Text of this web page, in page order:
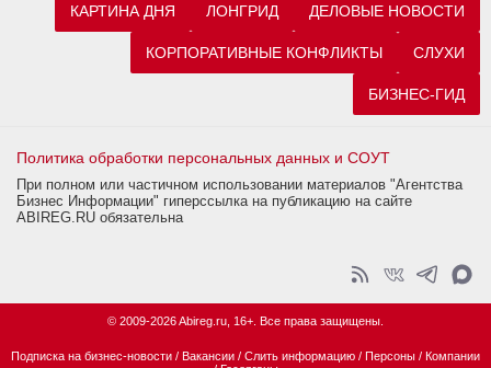
КАРТИНА ДНЯ ЛОНГРИД ДЕЛОВЫЕ НОВОСТИ
КОРПОРАТИВНЫЕ КОНФЛИКТЫ СЛУХИ
БИЗНЕС-ГИД
Политика обработки персональных данных и СОУТ
При полном или частичном использовании материалов "Агентства
Бизнес Информации" гиперссылка на публикацию на сайте
ABIREG.RU обязательна
© 2009-2026 Abireg.ru, 16+. Все права защищены.
Подписка на бизнес-новости / Вакансии / Слить информацию / Персоны / Компании